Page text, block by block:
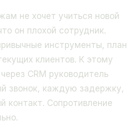
не хочет учиться новой
он плохой сотрудник.
инструменты, план
клиентов. К этому
CRM руководитель
звонок, каждую задержку,
контакт. Сопротивление